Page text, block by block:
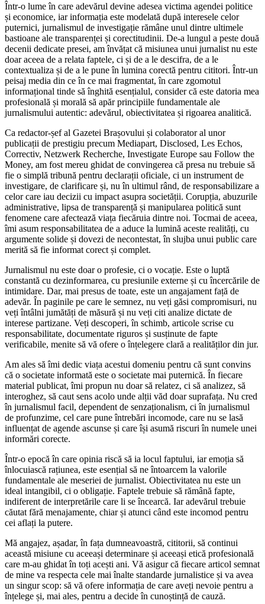
Într-o lume în care adevărul devine adesea victima agendei politice
și economice, iar informația este modelată după interesele celor
puternici, jurnalismul de investigație rămâne unul dintre ultimele
bastioane ale transparenței și corectitudinii. De-a lungul a peste două
decenii dedicate presei, am învățat că misiunea unui jurnalist nu este
doar aceea de a relata faptele, ci și de a le descifra, de a le
contextualiza și de a le pune în lumina corectă pentru cititori. Într-un
peisaj media din ce în ce mai fragmentat, în care zgomotul
informațional tinde să înghită esențialul, consider că este datoria mea
profesională și morală să apăr principiile fundamentale ale
jurnalismului autentic: adevărul, obiectivitatea și rigoarea analitică.
Ca redactor-șef al Gazetei Brașovului și colaborator al unor
publicații de prestigiu precum Mediapart, Disclosed, Les Echos,
Correctiv, Netzwerk Recherche, Investigate Europe sau Follow the
Money, am fost mereu ghidat de convingerea că presa nu trebuie să
fie o simplă tribună pentru declarații oficiale, ci un instrument de
investigare, de clarificare și, nu în ultimul rând, de responsabilizare a
celor care iau decizii cu impact asupra societății. Corupția, abuzurile
administrative, lipsa de transparență și manipularea politică sunt
fenomene care afectează viața fiecăruia dintre noi. Tocmai de aceea,
îmi asum responsabilitatea de a aduce la lumină aceste realități, cu
argumente solide și dovezi de necontestat, în slujba unui public care
merită să fie informat corect și complet.
Jurnalismul nu este doar o profesie, ci o vocație. Este o luptă
constantă cu dezinformarea, cu presiunile externe și cu încercările de
intimidare. Dar, mai presus de toate, este un angajament față de
adevăr. În paginile pe care le semnez, nu veți găsi compromisuri, nu
veți întâlni jumătăți de măsură și nu veți citi analize dictate de
interese partizane. Veți descoperi, în schimb, articole scrise cu
responsabilitate, documentate riguros și susținute de fapte
verificabile, menite să vă ofere o înțelegere clară a realităților din jur.
Am ales să îmi dedic viața acestui domeniu pentru că sunt convins
că o societate informată este o societate mai puternică. În fiecare
material publicat, îmi propun nu doar să relatez, ci să analizez, să
interoghez, să caut sens acolo unde alții văd doar suprafața. Nu cred
în jurnalismul facil, dependent de senzaționalism, ci în jurnalismul
de profunzime, cel care pune întrebări incomode, care nu se lasă
influențat de agende ascunse și care își asumă riscuri în numele unei
informări corecte.
Într-o epocă în care opinia riscă să ia locul faptului, iar emoția să
înlocuiască rațiunea, este esențial să ne întoarcem la valorile
fundamentale ale meseriei de jurnalist. Obiectivitatea nu este un
ideal intangibil, ci o obligație. Faptele trebuie să rămână fapte,
indiferent de interpretările care li se încearcă. Iar adevărul trebuie
căutat fără menajamente, chiar și atunci când este incomod pentru
cei aflați la putere.
Mă angajez, așadar, în fața dumneavoastră, cititorii, să continui
această misiune cu aceeași determinare și aceeași etică profesională
care m-au ghidat în toți acești ani. Vă asigur că fiecare articol semnat
de mine va respecta cele mai înalte standarde jurnalistice și va avea
un singur scop: să vă ofere informația de care aveți nevoie pentru a
înțelege și, mai ales, pentru a decide în cunoștință de cauză.